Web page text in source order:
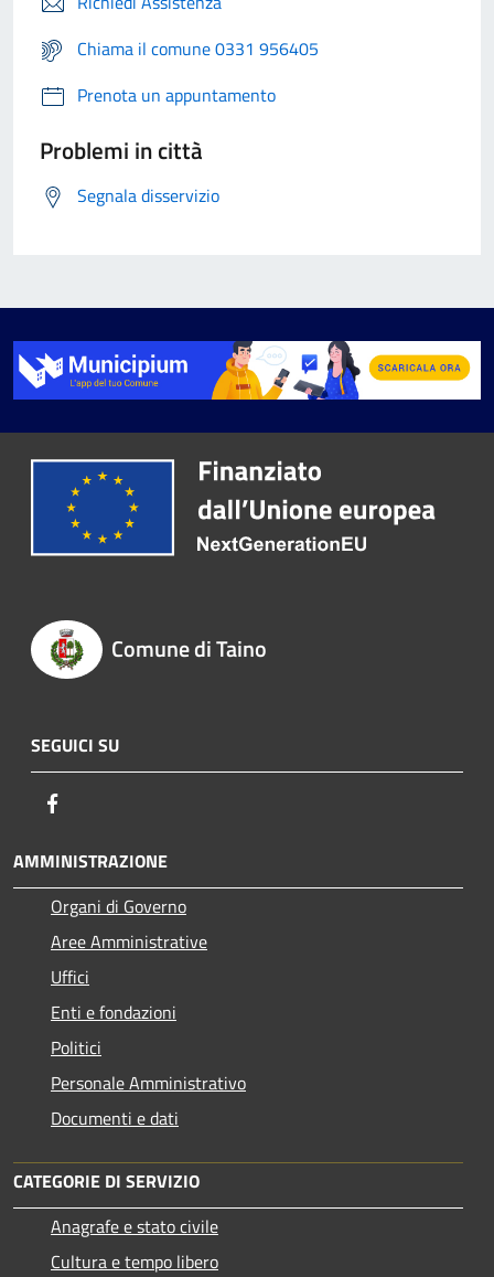
Chiama il comune 0331 956405
Prenota un appuntamento
Problemi in città
Segnala disservizio
Comune di Taino
SEGUICI SU
AMMINISTRAZIONE
Organi di Governo
Aree Amministrative
Uffici
Enti e fondazioni
Politici
Personale Amministrativo
Documenti e dati
CATEGORIE DI SERVIZIO
Anagrafe e stato civile
Cultura e tempo libero